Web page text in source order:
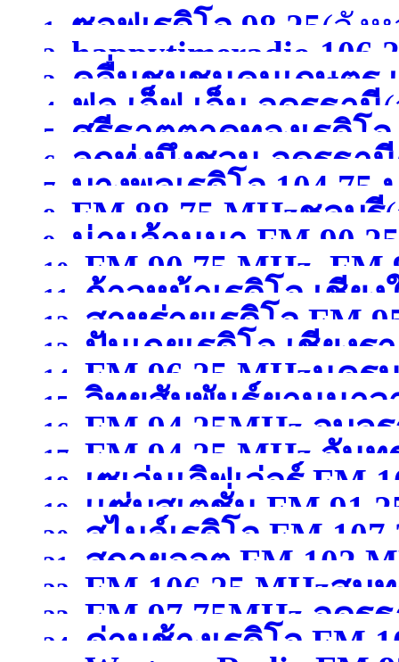
1. ซอฟเรดิโอ 98.25(จัง
2.
happytimeradio
)
3. คลื่นชุมชนคนเกษตร
4. ฟูล เอ็ฟ เอ็ม อุดรธานี
5.
ศรีธาตุตาดทองเรดิโ
อุดรธานี(จังหวัดอุดรธา
6. ลูกทุ่งบึงชวน อุดรธานี
7. บางพูลเรดิโอ 104.75
8. FM 88.75 MHzชลบุรี
9. น่านล้านนา FM
10. FM 90.75 MHz, FM
11. ก้าวหน้าเรดิโอ เชียง
12. สาหร่ายเรดิโอ FM
13. ปันเกยเรดิโอ เชียงร
14. FM 96.25 MHzนคร
15.
วิทยุสัมพันธ์ยานนาว
MHzกรุงเทพมหานคร(
16. FM 94.25MHz อุบล
17. FM 94.25 MHz จันท
18.
เซเว่นเลิฟเว่อร์ FM
สุพรรณบุรี )
19. เเซ่บสเตชั่น
20. สไมล์เรดิโอ FM
21. สกายออต FM 102
22. FM 106.25 MHzสมุ
)
23. FM 97.75MHz อุดร
24.
ด่านช้างเรดิโอ FM